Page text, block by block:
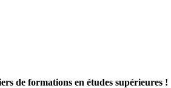
de formations en études supérieures !